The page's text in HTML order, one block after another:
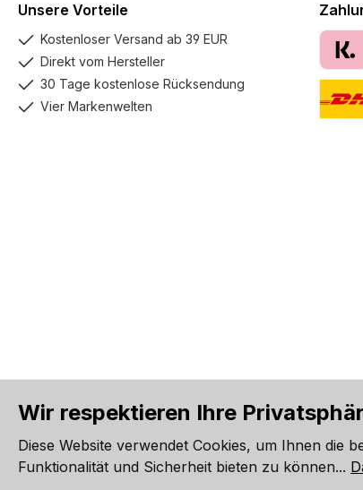
Unsere Vorteile
Kostenloser Versand ab 39 EUR
Direkt vom Hersteller
30 Tage kostenlose Rücksendung
Vier Markenwelten
Klarna
Alle Preise inkl.
Werkzeugleiste anzeigen
Wir respektieren Ihre
Diese Website verwendet Cookies, um Ihnen die
Funktionalität und Sicherheit bieten zu können...